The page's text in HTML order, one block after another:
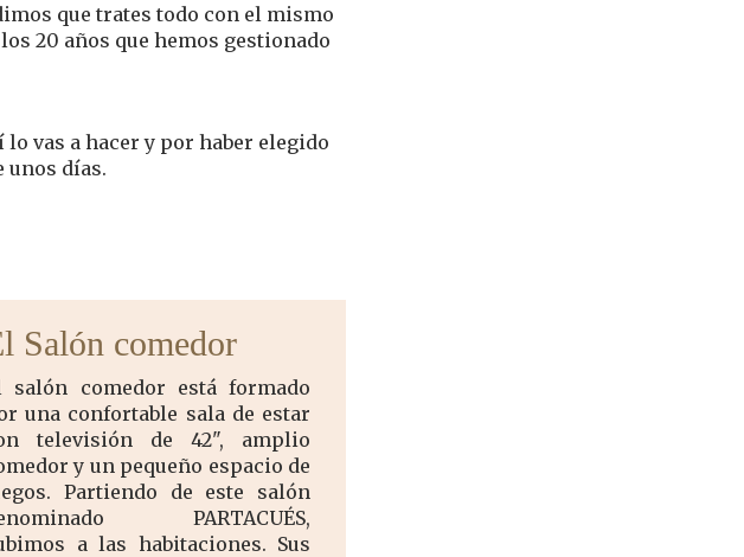
que trates todo con el mismo
20 años que hemos gestionado
vas a hacer y por haber elegido
unos días.
Salón comedor
salón comedor está formado
una confortable sala de estar
televisión de 42", amplio
y un pequeño espacio de
Partiendo de este salón
PARTACUÉS,
a las habitaciones. Sus